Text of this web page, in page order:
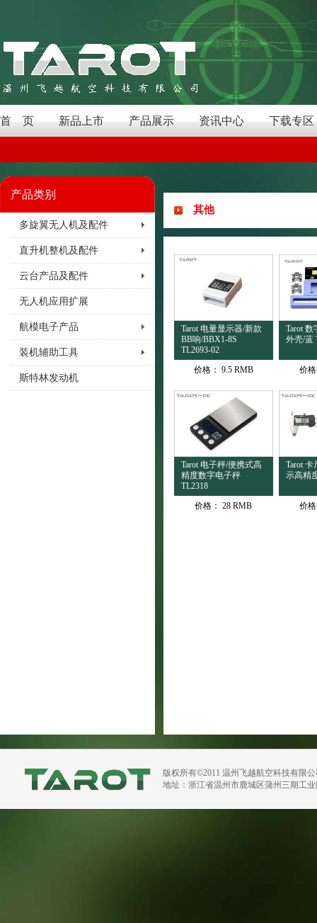
首 页 新品上市 产品展示 资讯中心 下载专区
产品类别
多旋翼无人机及配件
直升机整机及配件
云台产品及配件
无人机应用扩展
航模电子产品
装机辅助工具
斯特林发动机
其他
Tarot 电量显示器/新款
BB响/BBX1-8S
TL2693-02
价格： 9.5 RMB
Tarot
外壳/蓝
价
Tarot 电子秤/便携式高
精度数字电子秤
TL2318
价格： 28 RMB
Tarot
示高精
价
版权所有©2011 温州飞越航空科技有限
地址：浙江省温州市鹿城区蒲州三期工业